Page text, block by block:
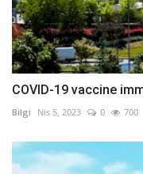
COVID-19 vaccine
Bilgi Nis 5, 2023 0 700